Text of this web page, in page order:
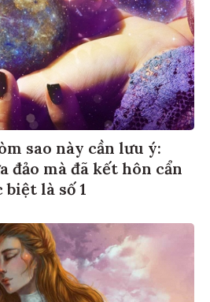
sao này cần lưu ý:
đảo mà đã kết hôn cẩn
là số 1